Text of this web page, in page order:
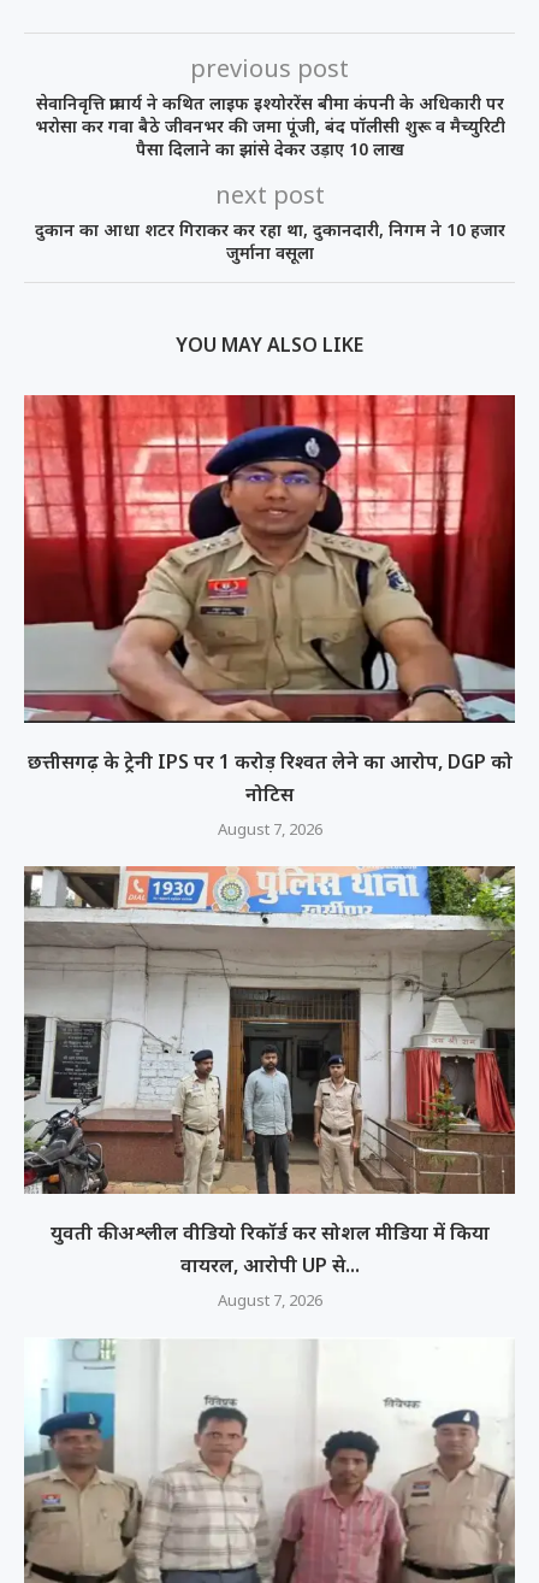
previous post
सेवानिवृत्ति प्राचार्य ने कथित लाइफ इश्योररेंस बीमा कंपनी के अधिकारी पर
भरोसा कर गवा बैठे जीवनभर की जमा पूंजी, बंद पॉलीसी शुरू व मैच्युरिटी
पैसा दिलाने का झांसे देकर उड़ाए 10 लाख
next post
दुकान का आधा शटर गिराकर कर रहा था, दुकानदारी, निगम ने 10 हजार
जुर्माना वसूला
YOU MAY ALSO LIKE
छत्तीसगढ़ के ट्रेनी IPS पर 1 करोड़ रिश्वत लेने का आरोप, DGP को
नोटिस
August 7, 2026
युवती की अश्लील वीडियो रिकॉर्ड कर सोशल मीडिया में किया
वायरल, आरोपी UP से...
August 7, 2026